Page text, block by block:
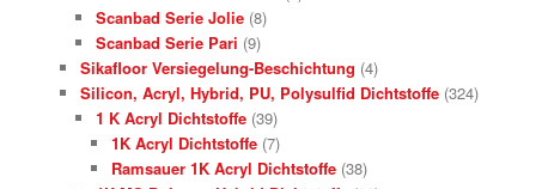
Scanbad Serie Jolie (8)
Scanbad Serie Pari (9)
Sikafloor Versiegelung-Beschichtung (4)
Silicon, Acryl, Hybrid, PU, Polysulfid Dichtstoffe (324)
1 K Acryl Dichtstoffe (39)
1K Acryl Dichtstoffe (7)
Ramsauer 1K Acryl Dichtstoffe (38)